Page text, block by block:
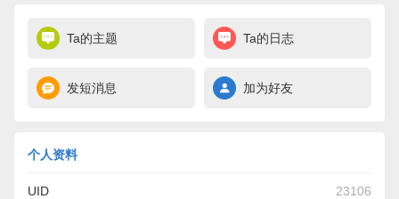
Ta的主题 Ta的日志
发短消息 加为好友
个人资料
UID 23106